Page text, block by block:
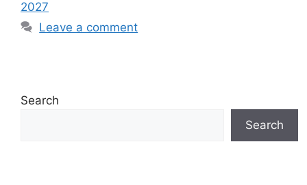
2027
Leave a comment
Search
Search